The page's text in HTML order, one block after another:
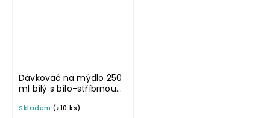
Dávkovač na mýdlo 250
ml bílý s bílo-stříbrnou
Skladem (>10 ks)